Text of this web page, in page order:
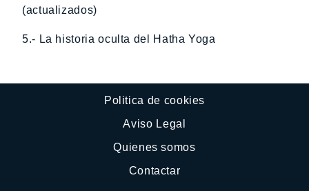
(actualizados)
5.- La historia oculta del Hatha Yoga
Politica de cookies
Aviso Legal
Quienes somos
Contactar